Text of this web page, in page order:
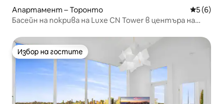
Апартамент – Торонто Средна
5 (6)
Басейн на покрива на Luxe CN Tower в центъра на
Избор на гостите
Избор на гостите